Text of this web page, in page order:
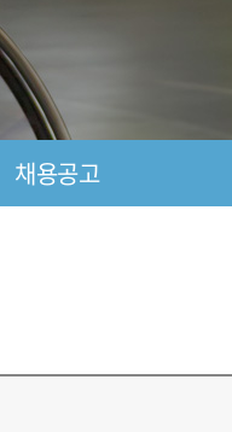
채용공고